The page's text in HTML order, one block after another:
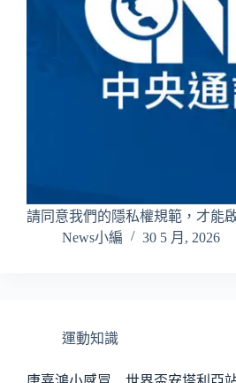
請同意我們的隱私權規範，才能
News小編
30 5 月, 2026
運動知識